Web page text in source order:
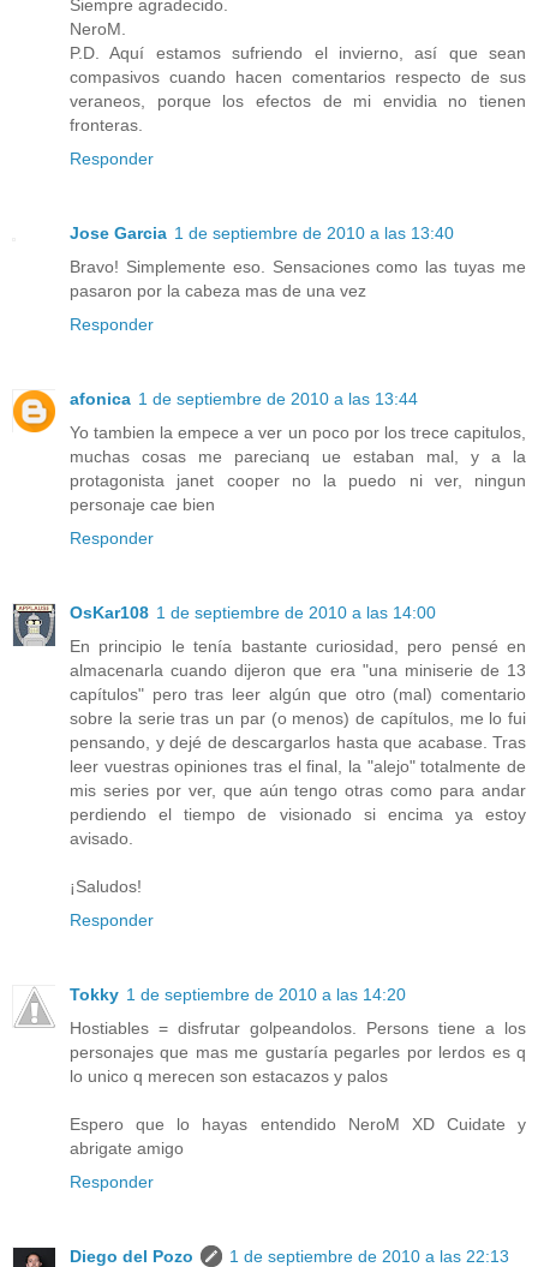
Siempre agradecido.
NeroM.
P.D. Aquí estamos sufriendo el invierno, así que sean
compasivos cuando hacen comentarios respecto de sus
veraneos, porque los efectos de mi envidia no tienen
fronteras.
Responder
Jose Garcia 1 de septiembre de 2010 a las 13:40
Bravo! Simplemente eso. Sensaciones como las tuyas me
pasaron por la cabeza mas de una vez
Responder
afonica 1 de septiembre de 2010 a las 13:44
Yo tambien la empece a ver un poco por los trece capitulos,
muchas cosas me parecianq ue estaban mal, y a la
protagonista janet cooper no la puedo ni ver, ningun
personaje cae bien
Responder
OsKar108 1 de septiembre de 2010 a las 14:00
En principio le tenía bastante curiosidad, pero pensé en
almacenarla cuando dijeron que era "una miniserie de 13
capítulos" pero tras leer algún que otro (mal) comentario
sobre la serie tras un par (o menos) de capítulos, me lo fui
pensando, y dejé de descargarlos hasta que acabase. Tras
leer vuestras opiniones tras el final, la "alejo" totalmente de
mis series por ver, que aún tengo otras como para andar
perdiendo el tiempo de visionado si encima ya estoy
avisado.
¡Saludos!
Responder
Tokky 1 de septiembre de 2010 a las 14:20
Hostiables = disfrutar golpeandolos. Persons tiene a los
personajes que mas me gustaría pegarles por lerdos es q
lo unico q merecen son estacazos y palos
Espero que lo hayas entendido NeroM XD Cuidate y
abrigate amigo
Responder
Diego del Pozo
1 de septiembre de 2010 a las 22:13